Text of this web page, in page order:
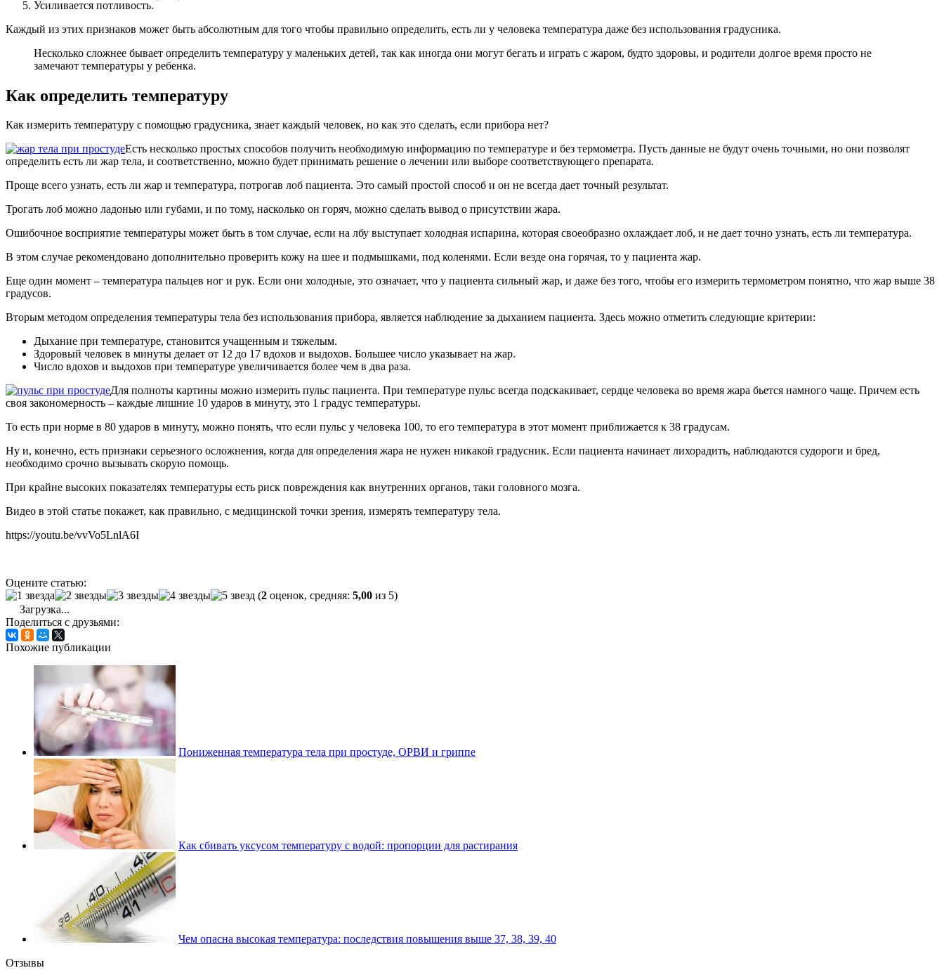
Усиливается потливость.
Каждый из этих признаков может быть абсолютным для того чтобы правильно определить, есть ли у человека температура даже без использования градусника.
Несколько сложнее бывает определить температуру у маленьких детей, так как иногда они могут бегать и играть с жаром, будто здоровы, и родители долгое время просто не
замечают температуры у ребенка.
Как определить температуру
Как измерить температуру с помощью градусника, знает каждый человек, но как это сделать, если прибора нет?
Есть несколько простых способов получить необходимую информацию по температуре и без термометра. Пусть данные не будут очень точными, но они позволят
определить есть ли жар тела, и соответственно, можно будет принимать решение о лечении или выборе соответствующего препарата.
Проще всего узнать, есть ли жар и температура, потрогав лоб пациента. Это самый простой способ и он не всегда дает точный результат.
Трогать лоб можно ладонью или губами, и по тому, насколько он горяч, можно сделать вывод о присутствии жара.
Ошибочное восприятие температуры может быть в том случае, если на лбу выступает холодная испарина, которая своеобразно охлаждает лоб, и не дает точно узнать, есть ли температура.
В этом случае рекомендовано дополнительно проверить кожу на шее и подмышками, под коленями. Если везде она горячая, то у пациента жар.
Еще один момент – температура пальцев ног и рук. Если они холодные, это означает, что у пациента сильный жар, и даже без того, чтобы его измерить термометром понятно, что жар выше 38
градусов.
Вторым методом определения температуры тела без использования прибора, является наблюдение за дыханием пациента. Здесь можно отметить следующие критерии:
Дыхание при температуре, становится учащенным и тяжелым.
Здоровый человек в минуты делает от 12 до 17 вдохов и выдохов. Большее число указывает на жар.
Число вдохов и выдохов при температуре увеличивается более чем в два раза.
Для полноты картины можно измерить пульс пациента. При температуре пульс всегда подскакивает, сердце человека во время жара бьется намного чаще. Причем есть
своя закономерность – каждые лишние 10 ударов в минуту, это 1 градус температуры.
То есть при норме в 80 ударов в минуту, можно понять, что если пульс у человека 100, то его температура в этот момент приближается к 38 градусам.
Ну и, конечно, есть признаки серьезного осложнения, когда для определения жара не нужен никакой градусник. Если пациента начинает лихорадить, наблюдаются судороги и бред,
необходимо срочно вызывать скорую помощь.
При крайне высоких показателях температуры есть риск повреждения как внутренних органов, таки головного мозга.
Видео в этой статье покажет, как правильно, с медицинской точки зрения, измерять температуру тела.
https://youtu.be/vvVo5LnlA6I
Оцените статью:
(2 оценок, средняя: 5,00 из 5)
Загрузка...
Поделиться с друзьями:
Похожие публикации
Пониженная температура тела при простуде, ОРВИ и гриппе
Как сбивать уксусом температуру с водой: пропорции для растирания
Чем опасна высокая температура: последствия повышения выше 37, 38, 39, 40
Отзывы